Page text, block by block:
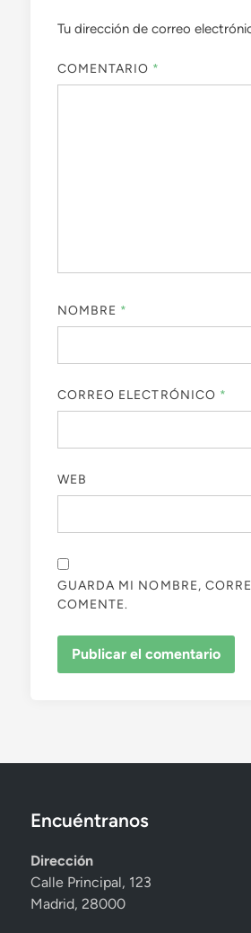
Tu dirección de correo
COMENTARIO *
NOMBRE *
CORREO ELECTRÓNICO *
WEB
GUARDA MI NOMBRE,
COMENTE.
Encuéntranos
Dirección
Calle Principal, 123
Madrid, 28000